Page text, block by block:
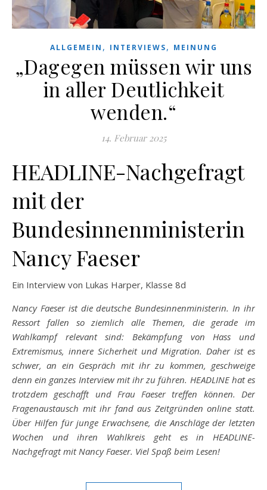
ALLGEMEIN , INTERVIEWS, MEINUNG
„Dagegen müssen wir uns
in aller Deutlichkeit
wenden.“
14. Februar 2025
HEADLINE-Nachgefragt
mit der
Bundesinnenministerin
Nancy Faeser
Ein Interview von Lukas Harper, Klasse 8d
Nancy Faeser ist die deutsche Bundesinnenministerin. In ihr
Ressort fallen so ziemlich alle Themen, die gerade im
Wahlkampf relevant sind: Bekämpfung von Hass und
Extremismus, innere Sicherheit und Migration. Daher ist es
schwer, an ein Gespräch mit ihr zu kommen, geschweige
denn ein ganzes Interview mit ihr zu führen. HEADLINE hat es
trotzdem geschafft und Frau Faeser treffen können. Der
Fragenaustausch mit ihr fand aus Zeitgründen online statt.
Über Hilfen für junge Erwachsene, die Anschläge der letzten
Wochen und ihren Wahlkreis geht es in HEADLINE-
Nachgefragt mit Nancy Faeser. Viel Spaß beim Lesen!